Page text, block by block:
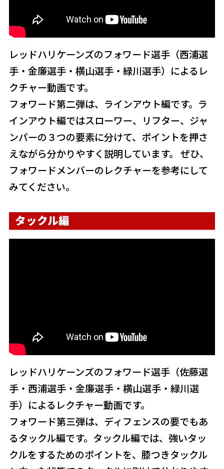
レッドハリケーンズのフォワード選手（西浦選
手・金廉選手・横山選手・緑川選手）によるレ
クチャー動画です。
フォワード第二弾は、ラインアウト編です。ラ
インアウト編ではスローワー、リフター、ジャ
ンパーの３つの要素に分けて、ポイントを押さ
えながら分かりやすく説明しています。 ぜひ、
フォワードメンバーのレクチャーを参考にして
みてください。
タックル編
レッドハリケーンズのフォワード選手（佐藤選
手・西浦選手・金廉選手・横山選手・緑川選
手）によるレクチャー動画です。
フォワード第三弾は、ディフェンスの要でもあ
るタックル編です。タックル編では、強いタッ
クルをするためのポイントを、膝つきタックル